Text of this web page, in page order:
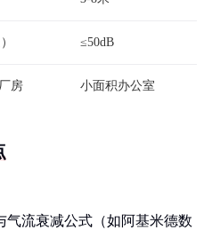
≤50dB
房 小面积办公室
气流衰减公式（如阿基米德数